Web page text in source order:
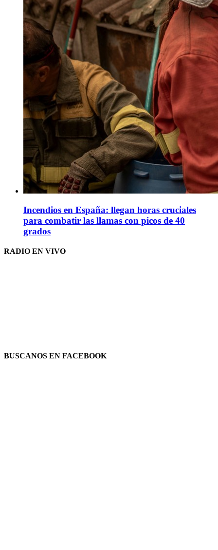
Incendios en España: llegan horas cruciales
para combatir las llamas con picos de 40
grados
RADIO EN VIVO
BUSCANOS EN FACEBOOK